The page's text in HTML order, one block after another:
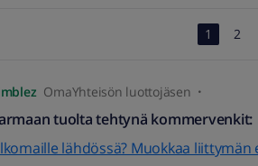
1 2
OmaYhteisön luottojäsen
tuolta tehtynä kommervenkit:
lähdössä? Muokkaa liittymän